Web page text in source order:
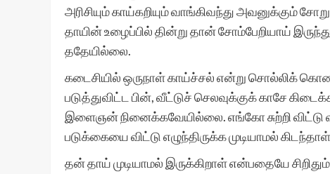
அரிசியும் காய்கறியும் வாங்கிவந்து அவனுக்கும்
தாயின் உழைப்பில் தின்று தான் சோம்பேறியாய்
ததேயில்லை.
கடைசியில் ஒருநாள் காய்ச்சல் என்று சொல்லிக்
படுத்துவிட்ட பின், வீட்டுச் செலவுக்குக் காசே
இளைஞன் நினைக்கவேயில்லை. எங்கோ சுற்றி
படுக்கையை விட்டு எழுந்திருக்க முடியாமல்
தன் தாய் முடியாமல் இருக்கிறாள் என்பதையே சிறிதும்